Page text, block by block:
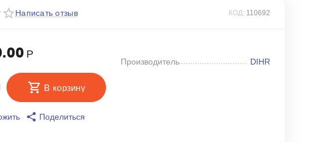
Написать отзыв КОД: 110692
Р
В корзину
Поделиться
Производитель DIHR